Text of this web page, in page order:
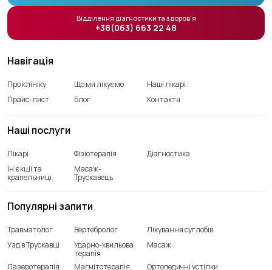
Навігація
Про клініку Що ми лікуємо
Наші лікарі
Прайс-лист
Блог Контакти
Наші послуги
Лікарі Фізіотерапія
Діагностика
Ін’єкції та
крапельниці
Масаж-
Трускавець
Популярні запити
Травматолог Вертебролог
Лікування суглобів
Узд в Трускавці
Ударно-хвильова
терапія
Масаж
Лазеротерапія Магнітотерапія Ортопедичні устілки
Відділення діагностики та здоров’я
+38(063) 663 22 48